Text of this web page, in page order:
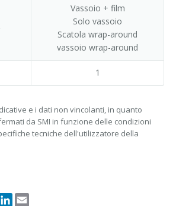
Vassoio + film
Solo vassoio
Scatola wrap-around
vassoio wrap-around
1
e i dati non vincolanti, in quanto
da SMI in funzione delle condizioni
tecniche dell'utilizzatore della
LinkedIn